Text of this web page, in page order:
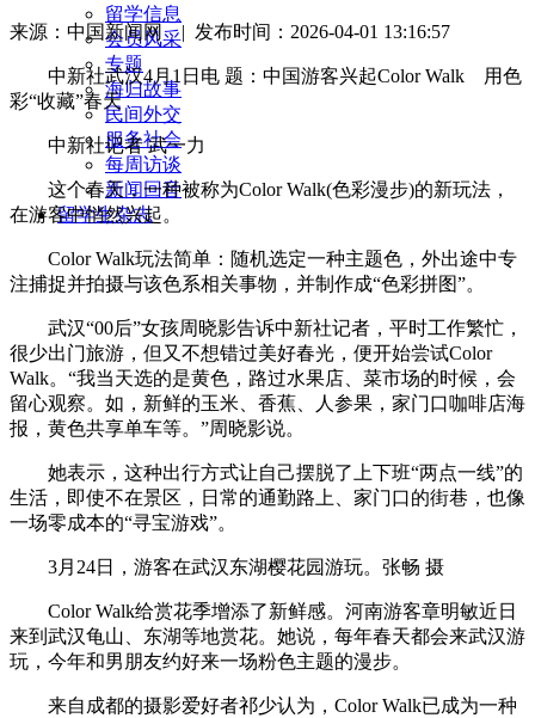
留学信息
会员风采
专题
海归故事
民间外交
服务社会
每周访谈
新闻回音
留学生杂志
来源：中国新闻网 | 发布时间：2026-04-01 13:16:57
中新社武汉4月1日电 题：中国游客兴起Color Walk 用色
彩“收藏”春天
中新社记者 武一力
这个春天，一种被称为Color Walk(色彩漫步)的新玩法，
在游客中悄然兴起。
Color Walk玩法简单：随机选定一种主题色，外出途中专
注捕捉并拍摄与该色系相关事物，并制作成“色彩拼图”。
武汉“00后”女孩周晓影告诉中新社记者，平时工作繁忙，
很少出门旅游，但又不想错过美好春光，便开始尝试Color
Walk。“我当天选的是黄色，路过水果店、菜市场的时候，会
留心观察。如，新鲜的玉米、香蕉、人参果，家门口咖啡店海
报，黄色共享单车等。”周晓影说。
她表示，这种出行方式让自己摆脱了上下班“两点一线”的
生活，即使不在景区，日常的通勤路上、家门口的街巷，也像
一场零成本的“寻宝游戏”。
3月24日，游客在武汉东湖樱花园游玩。张畅 摄
Color Walk给赏花季增添了新鲜感。河南游客章明敏近日
来到武汉龟山、东湖等地赏花。她说，每年春天都会来武汉游
玩，今年和男朋友约好来一场粉色主题的漫步。
来自成都的摄影爱好者祁少认为，Color Walk已成为一种